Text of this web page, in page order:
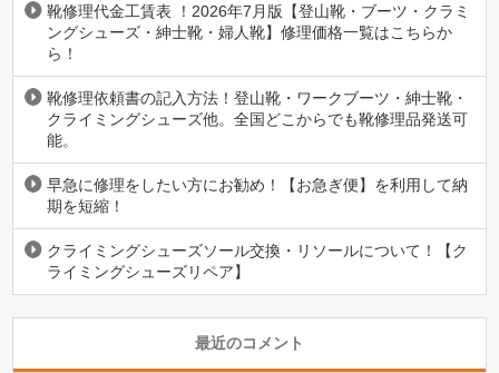
靴修理代金工賃表 ！2026年7月版【登山靴・ブーツ・クラミ
ングシューズ・紳士靴・婦人靴】修理価格一覧はこちらか
ら！
靴修理依頼書の記入方法！登山靴・ワークブーツ・紳士靴・
クライミングシューズ他。全国どこからでも靴修理品発送可
能。
早急に修理をしたい方にお勧め！【お急ぎ便】を利用して納
期を短縮！
クライミングシューズソール交換・リソールについて！【ク
ライミングシューズリペア】
最近のコメント